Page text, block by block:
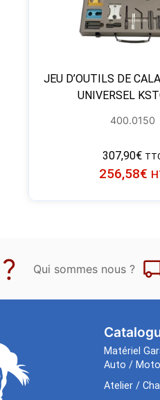
JEU D’OUTILS DE
UNIVERSEL
400.0150
307,90€
256,58€
Qui sommes nous ?
Matériel
Auto /
Atelier /